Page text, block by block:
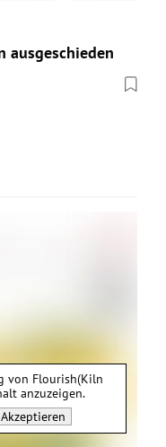
ausgeschieden
von Flourish(Kiln
anzuzeigen.
Akzeptieren